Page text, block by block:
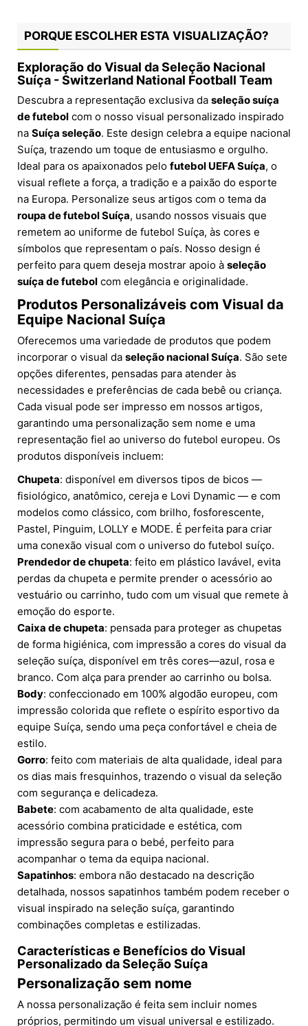
PORQUE ESCOLHER ESTA VISUALIZAÇÃO?
Exploração do Visual da Seleção Nacional
Suíça - Switzerland National Football Team
Descubra a representação exclusiva da seleção suíça
de futebol com o nosso visual personalizado inspirado
na Suíça seleção. Este design celebra a equipe nacional
Suíça, trazendo um toque de entusiasmo e orgulho.
Ideal para os apaixonados pelo futebol UEFA Suíça, o
visual reflete a força, a tradição e a paixão do esporte
na Europa. Personalize seus artigos com o tema da
roupa de futebol Suíça, usando nossos visuais que
remetem ao uniforme de futebol Suíça, às cores e
símbolos que representam o país. Nosso design é
perfeito para quem deseja mostrar apoio à seleção
suíça de futebol com elegância e originalidade.
Produtos Personalizáveis com Visual da
Equipe Nacional Suíça
Oferecemos uma variedade de produtos que podem
incorporar o visual da seleção nacional Suíça. São sete
opções diferentes, pensadas para atender às
necessidades e preferências de cada bebê ou criança.
Cada visual pode ser impresso em nossos artigos,
garantindo uma personalização sem nome e uma
representação fiel ao universo do futebol europeu. Os
produtos disponíveis incluem:
Chupeta: disponível em diversos tipos de bicos —
fisiológico, anatômico, cereja e Lovi Dynamic — e com
modelos como clássico, com brilho, fosforescente,
Pastel, Pinguim, LOLLY e MODE. É perfeita para criar
uma conexão visual com o universo do futebol suíço.
Prendedor de chupeta: feito em plástico lavável, evita
perdas da chupeta e permite prender o acessório ao
vestuário ou carrinho, tudo com um visual que remete à
emoção do esporte.
Caixa de chupeta: pensada para proteger as chupetas
de forma higiénica, com impressão a cores do visual da
seleção suíça, disponível em três cores—azul, rosa e
branco. Com alça para prender ao carrinho ou bolsa.
Body: confeccionado em 100% algodão europeu, com
impressão colorida que reflete o espírito esportivo da
equipe Suíça, sendo uma peça confortável e cheia de
estilo.
Gorro: feito com materiais de alta qualidade, ideal para
os dias mais fresquinhos, trazendo o visual da seleção
com segurança e delicadeza.
Babete: com acabamento de alta qualidade, este
acessório combina praticidade e estética, com
impressão segura para o bebé, perfeito para
acompanhar o tema da equipa nacional.
Sapatinhos: embora não destacado na descrição
detalhada, nossos sapatinhos também podem receber o
visual inspirado na seleção suíça, garantindo
combinações completas e estilizadas.
Características e Benefícios do Visual
Personalizado daSeleção Suíça
Personalização sem nome
A nossa personalização é feita sem incluir nomes
próprios, permitindo um visual universal e estilizado.